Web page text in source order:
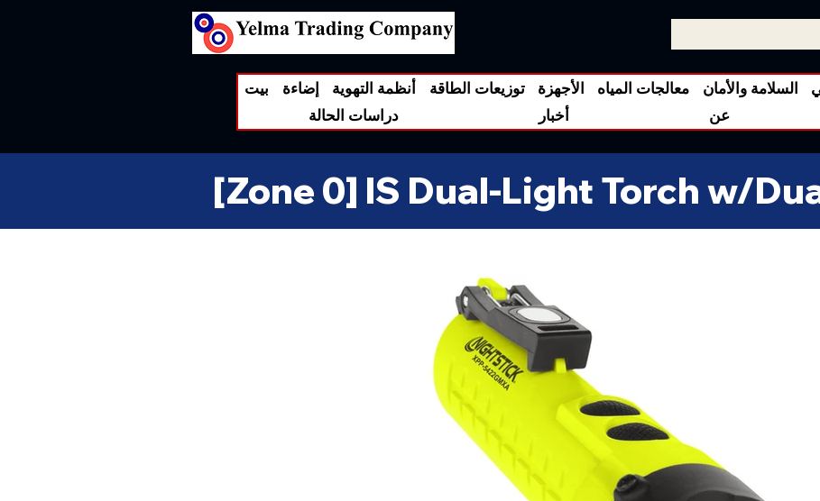
بيت إضاءة أنظمة التهوية توزيعات الطاقة الأجهزة معالجات المياه السلامة والأمان
دراسات الحالة
أخبار عن
[Zone 0] IS Dual-Light Torch w/